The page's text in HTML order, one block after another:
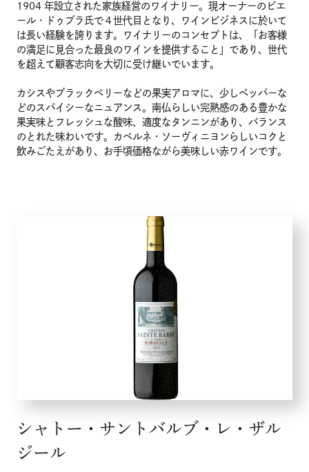
1904 年設立された家族経営のワイナリー。現オーナーのピエ
ール・ドゥプラ氏で４世代目となり、ワインビジネスに於いて
は長い経験を誇ります。ワイナリーのコンセプトは、「お客様
の満足に見合った最良のワインを提供すること」であり、世代
を超えて顧客志向を大切に受け継いでいます。
カシスやブラックベリーなどの果実アロマに、少しペッパーな
どのスパイシーなニュアンス。南仏らしい完熟感のある豊かな
果実味とフレッシュな酸味、適度なタンニンがあり、バランス
のとれた味わいです。カベルネ・ソーヴィニヨンらしいコクと
飲みごたえがあり、お手頃価格ながら美味しい赤ワインです。
シャトー・サントバルブ・レ・ザル
ジール